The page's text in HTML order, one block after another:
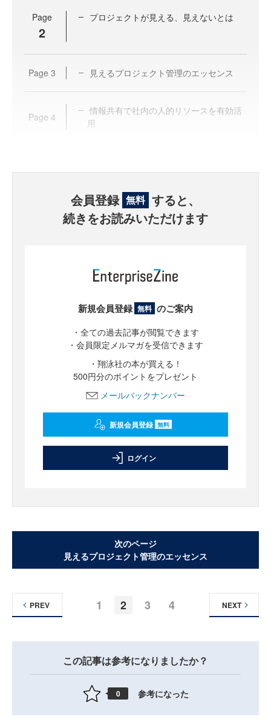
Page
2
プロジェクトが見える、見えないとは
Page 3 見えるプロジェクト管理のエッセンス
Page 4
情報共有で社内の人的リソースを有効活
用
会員登録 無料 すると、
続きをお読みいただけます
新規会員登録 無料 のご案内
・全ての過去記事が閲覧できます
・会員限定メルマガを受信できます
・翔泳社の本が買える！
500円分のポイントをプレゼント
メールバックナンバー
新規会員登録 無料
ログイン
次のページ
見えるプロジェクト管理のエッセンス
1 2 3 4
PREV NEXT
この記事は参考になりましたか？
0 参考になった